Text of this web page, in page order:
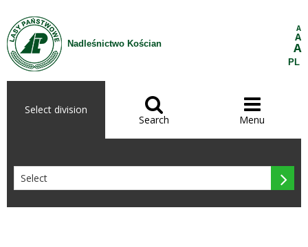
Skip to Content
Nadleśnictwo Kościan
A
A
A
PL
Select division 
Search

Menu
